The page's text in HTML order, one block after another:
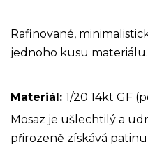
Rafinované,
jednoho kusu materiálu.
Materiál: 1/20 14kt GF
Mosaz je ušlechtilý a
přirozeně získává